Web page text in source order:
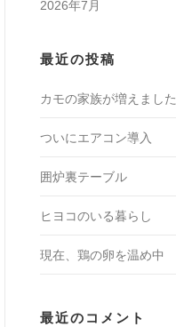
2026年7月
最近の投稿
カモの家族が増えました
ついにエアコン導入
囲炉裏テーブル
ヒヨコのいる暮らし
現在、鶏の卵を温め中
最近のコメント